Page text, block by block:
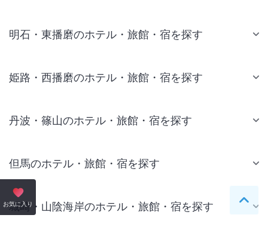
お気に入り ペー
明石・東播磨のホテル・旅館・宿を探す
姫路・西播磨のホテル・旅館・宿を探す
丹波・篠山のホテル・旅館・宿を探す
但馬のホテル・旅館・宿を探す
城崎・山陰海岸のホテル・旅館・宿を探す